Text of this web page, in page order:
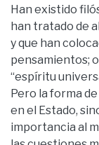
Han existido
han tratado de
y que han
pensamientos;
“espíritu
Pero la forma
en el Estado,
importancia al